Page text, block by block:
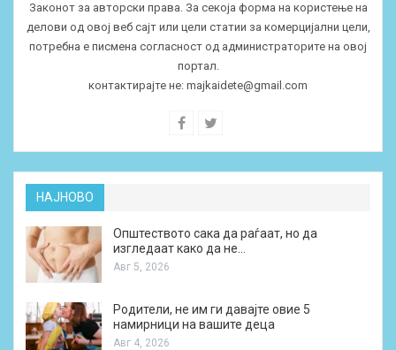
Законот за авторски права. За секоја форма на користење на
делови од овој веб сајт или цели статии за комерцијални цели,
потребна е писмена согласност од администраторите на овој
портал.
контактирајте не: majkaidete@gmail.com
НАЈНОВО
Општеството сака да раѓаат, но да
изгледаат како да не…
Авг 5, 2026
Родители, не им ги давајте овие 5
намирници на вашите деца
Авг 4, 2026